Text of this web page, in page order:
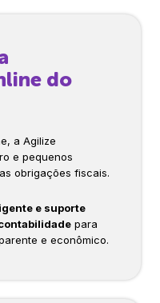
do
a Agilize
e pequenos
obrigações fiscais.
e suporte
para
e econômico.